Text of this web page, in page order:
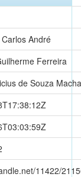
André
Ferreira
de Souza
11422/